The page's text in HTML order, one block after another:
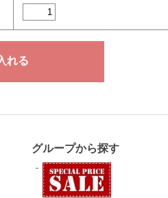
グループから探す